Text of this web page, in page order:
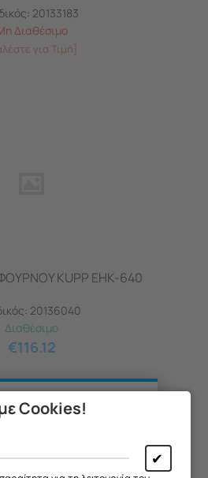
20133183
Διαθέσιμο
για Τιμή]
KUPP EHK-640
20136040
Διαθέσιμο
€116.12
Cookies!
✔
σας ενημερώσουμε ότι
13/08 έως και 18/08,